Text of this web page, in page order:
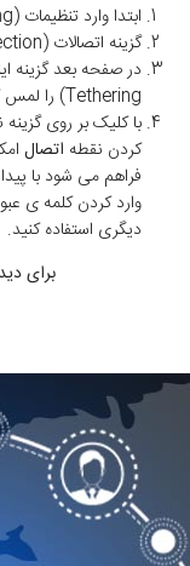
ابتدا وارد تنظیمات (setting) شوید.
گزینه اتصالات (connection) را انتخاب کنید.
Tethering) را لمس کرده.
کردن نقطه اتصال
فراهم می شود با
وارد کردن کلمه ی
دیگری استفاده کنید.
برای